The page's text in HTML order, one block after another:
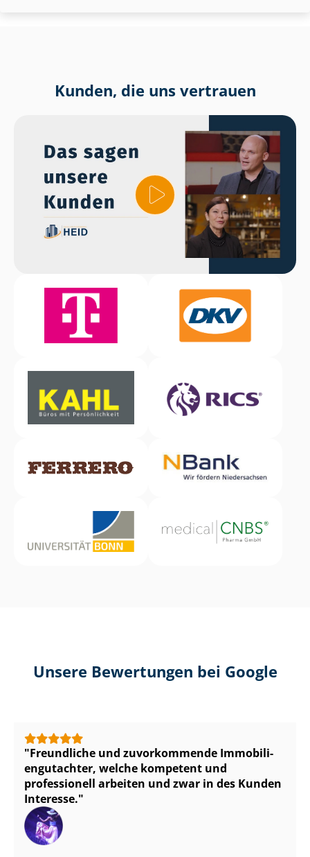
Kunden, die uns vertrauen
Unsere Bewertungen bei Google
Freundliche und zuvorkommende Im­mo­bi­li­
en­gut­ach­ter, welche kompetent und
professionell arbeiten und zwar in des Kunden
Interesse.